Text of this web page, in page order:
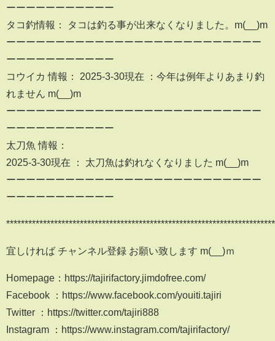
ーーーーーーーーーーー
タコ釣情報： タコは釣る事が出来なくなりました。m(__)m
ーーーーーーーーーーーーーーーーーーーーーーーーーー
ーーーーーーーーーーー
コウイカ 情報： 2025-3-30現在 ：今年は例年よりあまり釣
れません m(__)m
ーーーーーーーーーーーーーーーーーーーーーーーーーー
ーーーーーーーーーーー
太刀魚 情報：
2025-3-30現在 ： 太刀魚は釣れなくなりました m(__)m
ーーーーーーーーーーーーーーーーーーーーーーーーーー
ーーーーーーーーーーー
宜しければ チャンネル登録 お願い致します m(__)ｍ
Homepage：https://tajirifactory.jimdofree.com/
Facebook ：https://www.facebook.com/youiti.tajiri
Twitter ：https://twitter.com/tajiri888
Instagram ：https://www.instagram.com/tajirifactory/